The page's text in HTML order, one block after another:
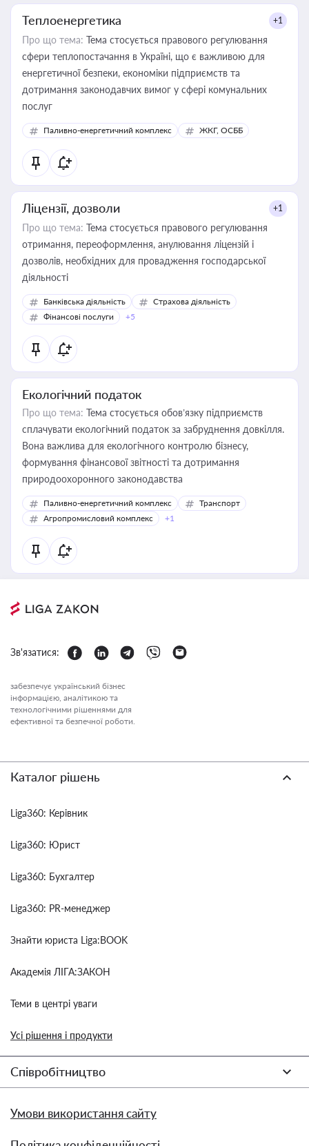
Теплоенергетика +1
Про що тема: Тема стосується правового регулювання
сфери теплопостачання в Україні, що є важливою для
енергетичної безпеки, економіки підприємств та
дотримання законодавчих вимог у сфері комунальних
послуг
Паливно-енергетичний комплекс ЖКГ, ОСББ
Ліцензії, дозволи +1
Про що тема: Тема стосується правового регулювання
отримання, переоформлення, анулювання ліцензій і
дозволів, необхідних для провадження господарської
діяльності
Банківська діяльність
Страхова діяльність
Фінансові послуги
+5
Екологічний податок
Про що тема: Тема стосується обов’язку підприємств
сплачувати екологічний податок за забруднення довкілля.
Вона важлива для екологічного контролю бізнесу,
формування фінансової звітності та дотримання
природоохоронного законодавства
Паливно-енергетичний комплекс
Транспорт
Агропромисловий комплекс
+1
Зв'язатися:
забезпечує український бізнес
інформацією, аналітикою та
технологічними рішеннями для
ефективної та безпечної роботи.
Каталог рішень
Liga360: Керівник
Liga360: Юрист
Liga360: Бухгалтер
Liga360: PR-менеджер
Знайти юриста Liga:BOOK
Академія ЛІГА:ЗАКОН
Теми в центрі уваги
Усі рішення і продукти
Співробітництво
Умови використання сайту